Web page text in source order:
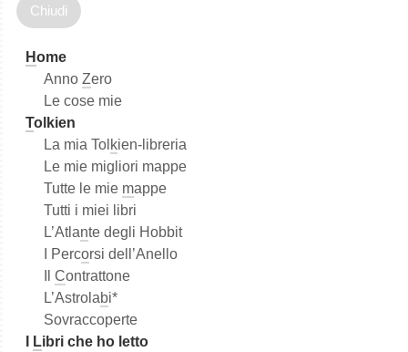
c
Home
Anno Zero
Le cose mie
Tolkien
La mia Tol kien-libreria
Le mie migliori mappe
Tutte le mie mappe
Tutti i miei libri
L’Atlante degli Hobbit
I Percorsi dell’Anello
Contrattone
L’Astrolabi*
Sovraccoperte
Libri che ho letto